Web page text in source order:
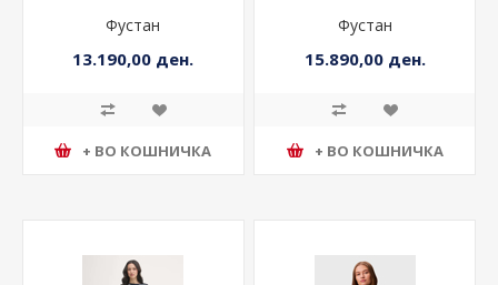
Фустан
13.190,00 ден.
+ ВО КОШНИЧКА
Фустан
15.890,00 ден.
+ ВО КОШНИЧКА